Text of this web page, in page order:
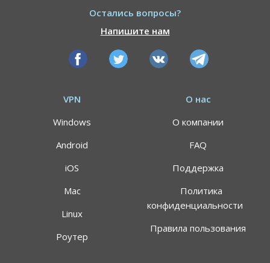
Остались вопросы?
Напишите нам
VPN
Windows
Android
iOS
Mac
Linux
Роутер
О нас
О компании
FAQ
Поддержка
Политика
конфиденциальности
Правила пользования